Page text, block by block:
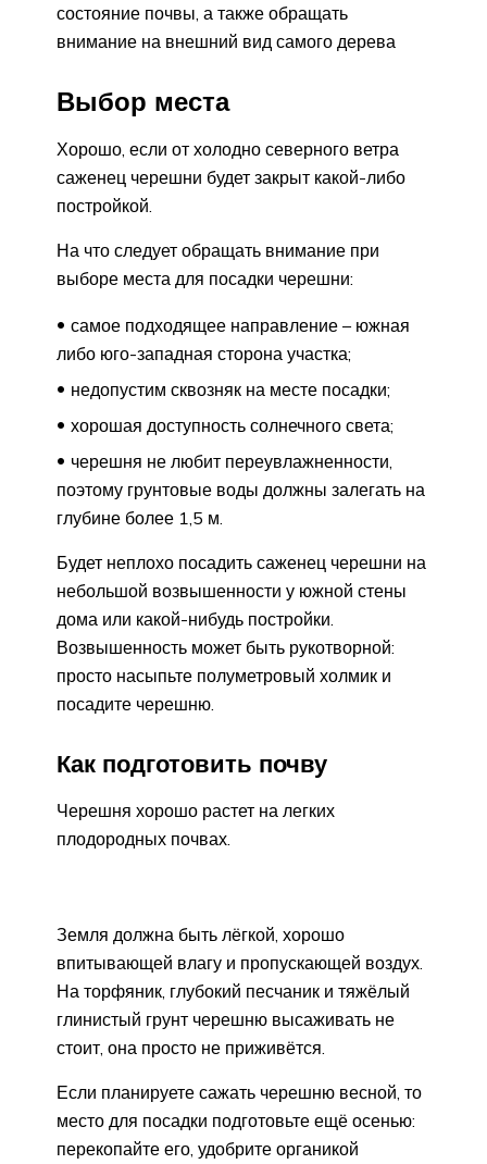
состояние почвы, а также обращать
внимание на внешний вид самого дерева
Выбор места
Хорошо, если от холодно северного ветра
саженец черешни будет закрыт какой-либо
постройкой.
На что следует обращать внимание при
выборе места для посадки черешни:
самое подходящее направление – южная
либо юго-западная сторона участка;
недопустим сквозняк на месте посадки;
хорошая доступность солнечного света;
черешня не любит переувлажненности,
поэтому грунтовые воды должны залегать на
глубине более 1,5 м.
Будет неплохо посадить саженец черешни на
небольшой возвышенности у южной стены
дома или какой-нибудь постройки.
Возвышенность может быть рукотворной:
просто насыпьте полуметровый холмик и
посадите черешню.
Как подготовить почву
Черешня хорошо растет на легких
плодородных почвах.
Земля должна быть лёгкой, хорошо
впитывающей влагу и пропускающей воздух.
На торфяник, глубокий песчаник и тяжёлый
глинистый грунт черешню высаживать не
стоит, она просто не приживётся.
Если планируете сажать черешню весной, то
место для посадки подготовьте ещё осенью:
перекопайте его, удобрите органикой